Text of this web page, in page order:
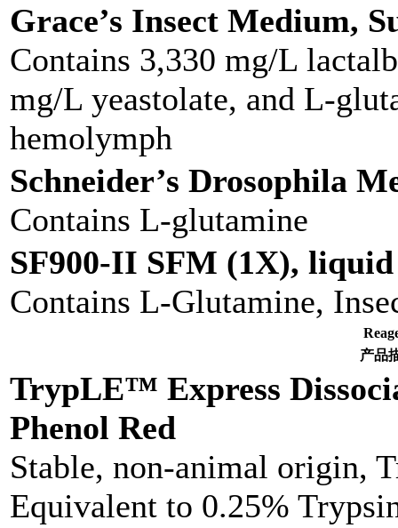
Grace’s Insect Medium,
Contains 3,330 mg/L
mg/L yeastolate, and L-
hemolymph
Schneider’s Drosophila
Contains L-glutamine
SF900-II SFM (1X), liquid
Contains L-Glutamine,
产品
TrypLE™ Express
Phenol Red
Stable, non-animal origin,
Equivalent to 0.25%